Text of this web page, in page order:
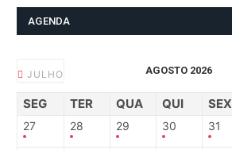
AGENDA
JULHO AGOSTO 2026
SEG TER QUA QUI SEX
27 28 29 30 31